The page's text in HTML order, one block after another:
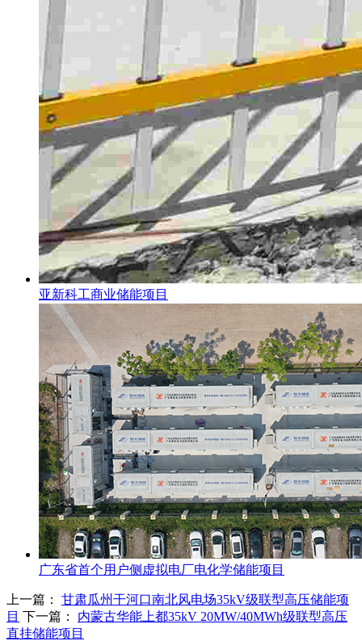
亚新科工商业储能项目
广东省首个用户侧虚拟电厂电化学储能项目
上一篇： 甘肃瓜州干河口南北风电场35kV级联型高压储能项
目 下一篇： 内蒙古华能上都35kV 20MW/40MWh级联型高压
直挂储能项目